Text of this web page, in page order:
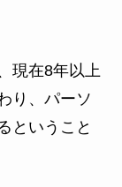
現在8年以上
り、パーソ
ということ